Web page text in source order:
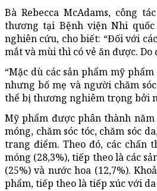
Bà Rebecca McAdams, công
thương tại Bệnh viện Nhi
nghiên cứu, cho biết: “Đối với
mắt và mùi thì có vẻ ăn được. Do
“Mặc dù các sản phẩm mỹ
nhưng bố mẹ và người chăm
thể bị thương nghiêm trọng bởi
Mỹ phẩm được phân thành
móng, chăm sóc tóc, chăm sóc
trang điểm. Theo đó, các chấn
móng (28,3%), tiếp theo là các
(25%) và nước hoa (12,7%).
phẩm, tiếp theo là tiếp xúc với